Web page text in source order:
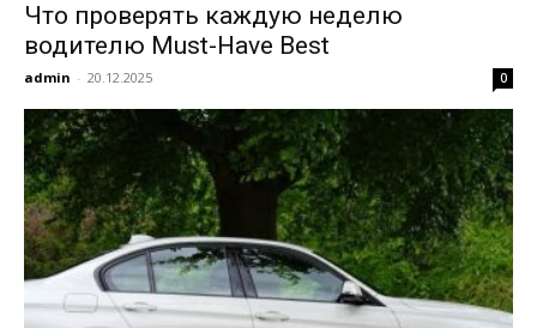
Что проверять каждую неделю
водителю Must-Have Best
admin - 20.12.2025 0